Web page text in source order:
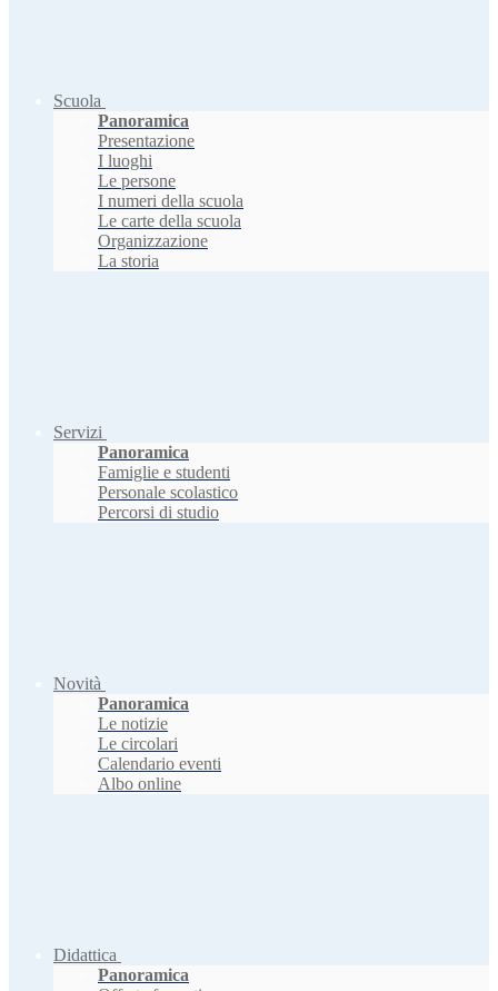
Scuola
Panoramica
Presentazione
I luoghi
Le persone
I numeri della scuola
Le carte della scuola
Organizzazione
La storia
Servizi
Panoramica
Famiglie e studenti
Personale scolastico
Percorsi di studio
Novità
Panoramica
Le notizie
Le circolari
Calendario eventi
Albo online
Didattica
Panoramica